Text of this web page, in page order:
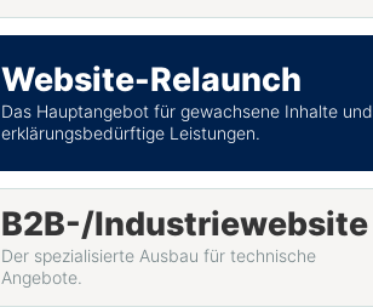
Website-Relaunch
Das Hauptangebot für gewachsene Inhalte und
erklärungsbedürftige Leistungen.
B2B-/Industriewebsite
Der spezialisierte Ausbau für technische
Angebote.